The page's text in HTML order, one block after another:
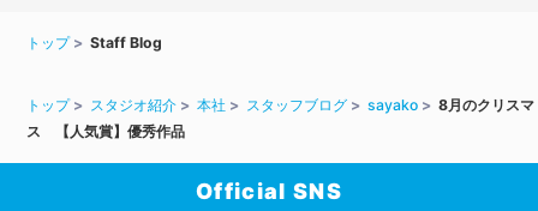
トップ Staff Blog
トップ スタジオ紹介 本社 スタッフブログ sayako
8月のクリスマ
ス 【人気賞】優秀作品
Official SNS